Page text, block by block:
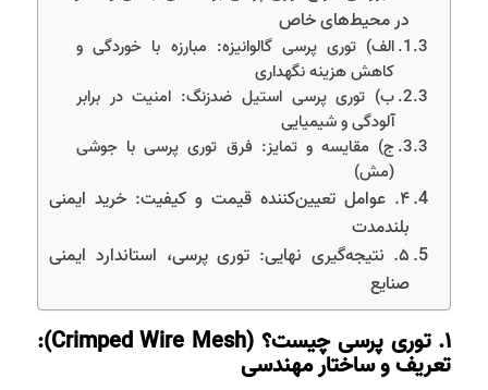
در محیط‌های خاص
الف) توری پرسی گالوانیزه: مبارزه با خوردگی و
کاهش هزینه نگهداری
ب) توری پرسی استیل ضدزنگ: امنیت در برابر
آلودگی و شیمیایی
ج) مقایسه و تمایز: فرق توری پرسی با جوشی
(مش)
۴. عوامل تعیین‌کننده قیمت و کیفیت: خرید ایمنی
بلندمدت
۵. نتیجه‌گیری نهایی: توری پرسی، استاندارد ایمنی
صنایع
۱. توری پرسی چیست؟ (Crimped Wire Mesh):
تعریف و ساختار مهندسی